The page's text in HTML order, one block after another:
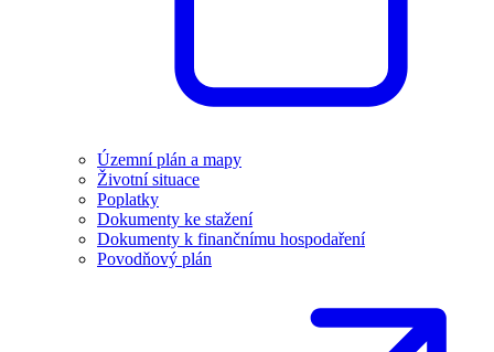
Územní plán a mapy
Životní situace
Poplatky
Dokumenty ke stažení
Dokumenty k finančnímu hospodaření
Povodňový plán